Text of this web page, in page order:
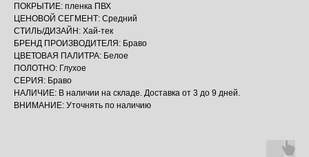
ПОКРЫТИЕ: пленка ПВХ
ЦЕНОВОЙ СЕГМЕНТ: Средний
СТИЛЬ/ДИЗАЙН: Хай-тек
БРЕНД ПРОИЗВОДИТЕЛЯ: Браво
ЦВЕТОВАЯ ПАЛИТРА: Белое
ПОЛОТНО: Глухое
СЕРИЯ: Браво
НАЛИЧИЕ: В наличии на складе. Доставка от 3 до 9 дней.
ВНИМАНИЕ: Уточнять по наличию